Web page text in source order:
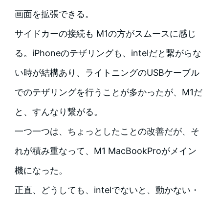
画面を拡張できる。
サイドカーの接続も M1の方がスムースに感じ
る。iPhoneのテザリングも、intelだと繋がらな
い時が結構あり、ライトニングのUSBケーブル
でのテザリングを行うことが多かったが、M1だ
と、すんなり繋がる。
一つ一つは、ちょっとしたことの改善だが、そ
れが積み重なって、M1 MacBookProがメイン
機になった。
正直、どうしても、intelでないと、動かない・